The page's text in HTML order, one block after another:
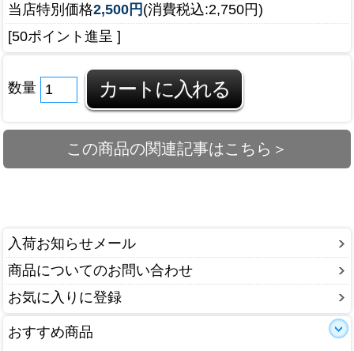
当店特別価格2,500円 (消費税込:2,750円)
[50ポイント進呈 ]
数量
この商品の関連記事はこちら＞
入荷お知らせメール
商品についてのお問い合わせ
お気に入りに登録
おすすめ商品